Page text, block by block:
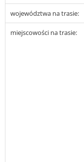
województwa na trasie:
miejscowości na trasie: